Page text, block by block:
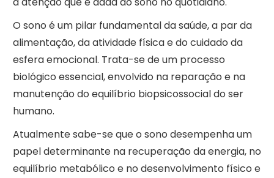
O sono é um pilar fundamental da saúde, a par da
alimentação, da atividade física e do cuidado da
esfera emocional. Trata-se de um processo
biológico essencial, envolvido na reparação e na
manutenção do equilíbrio biopsicossocial do ser
humano.
Atualmente sabe-se que o sono desempenha um
papel determinante na recuperação da energia, no
equilíbrio metabólico e no desenvolvimento físico e